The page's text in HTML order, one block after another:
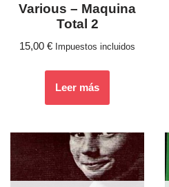
Various – Maquina
Total 2
15,00 € Impuestos incluidos
Leer más